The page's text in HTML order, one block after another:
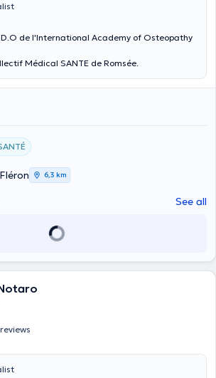
de l'International Academy of Osteopathy
Médical SANTE de Romsée.
6,3 km
See all